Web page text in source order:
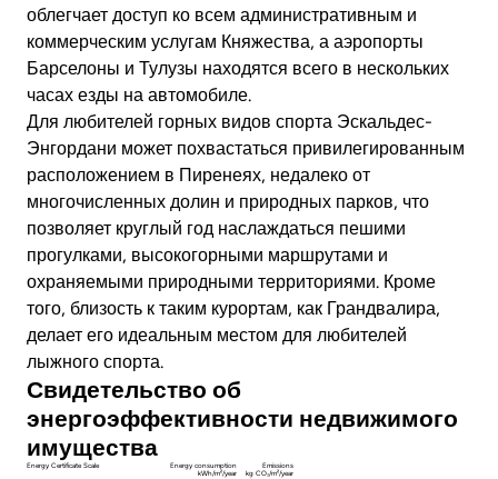
облегчает доступ ко всем административным и
коммерческим услугам Княжества, а аэропорты
Барселоны и Тулузы находятся всего в нескольких
часах езды на автомобиле.
Для любителей горных видов спорта Эскальдес-
Энгордани может похвастаться привилегированным
расположением в Пиренеях, недалеко от
многочисленных долин и природных парков, что
позволяет круглый год наслаждаться пешими
прогулками, высокогорными маршрутами и
охраняемыми природными территориями. Кроме
того, близость к таким курортам, как Грандвалира,
делает его идеальным местом для любителей
лыжного спорта.
Свидетельство об
энергоэффективности недвижимого
имущества
Energy Certificate Scale
Energy consumption
kWh/m²/year
Emissions
kg CO₂/m²/year